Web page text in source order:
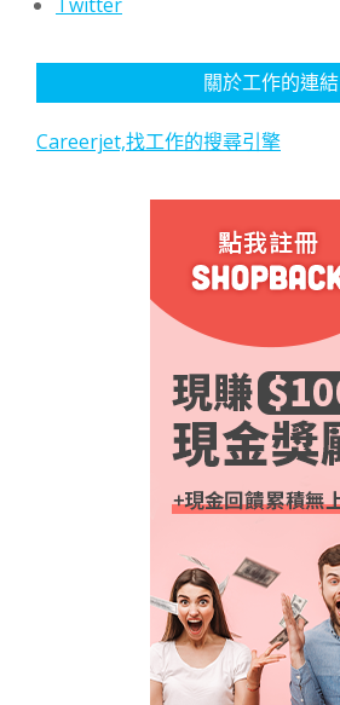
關於工作的連結
Careerjet,找工作的搜尋引擎